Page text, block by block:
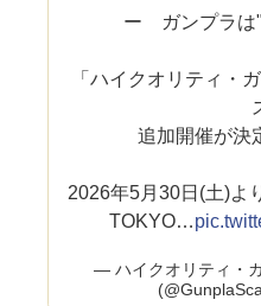
ー ガンプラは
「ハイクオリティ・
追加開催が決
2026年5月30日(土)よ
TOKYO…
— ハイクオリティ・